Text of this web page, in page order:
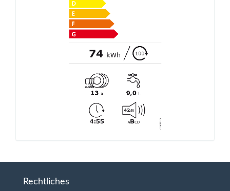
Rechtliches